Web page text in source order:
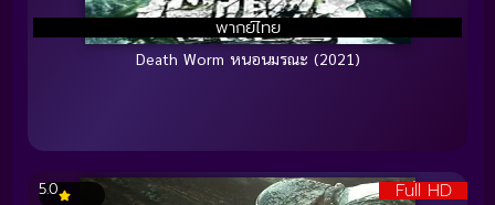
พากย์ไทย
Death Worm หนอนมรณะ (2021)
Full HD
5.0